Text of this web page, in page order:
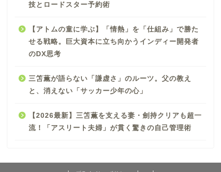
技とロードスター予約術
【アトムの童に学ぶ】「情熱」を「仕組み」で勝た
せる戦略。巨大資本に立ち向かうインディー開発者
のDX思考
三笘薫が語らない「謙虚さ」のルーツ。父の教え
と、消えない「サッカー少年の心」
【2026最新】三笘薫を支える妻・劍持クリアも超一
流！「アスリート夫婦」が貫く驚きの自己管理術